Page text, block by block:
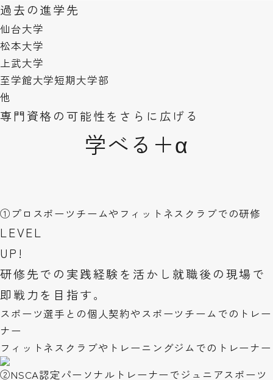
過去の進学先
仙台大学
松本大学
上武大学
至学館大学短期大学部
他
専門資格の可能性をさらに広げる
学べる＋α
① プロスポーツチームやフィットネスクラブでの研修
LEVEL
UP!
研修先での実践経験を活かし就職後の現場で
即戦力を目指す。
スポーツ選手との個人契約やスポーツチームでのトレー
ナー
フィットネスクラブやトレーニングジムでのトレーナー
②NSCA認定パーソナルトレーナーでジュニアスポーツ